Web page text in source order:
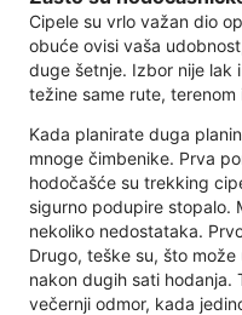
Cipele su vrlo važan dio
obuće ovisi vaša
duge šetnje. Izbor nije lak
težine same rute,
Kada planirate duga
mnoge čimbenike. Prva
hodočašće su trekking
sigurno podupire stopalo.
nekoliko nedostataka.
Drugo, teške su, što
nakon dugih sati hodanja.
večernji odmor, kada